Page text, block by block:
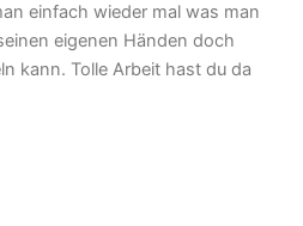
einfach wieder mal was man
eigenen Händen doch
kann. Tolle Arbeit hast du da